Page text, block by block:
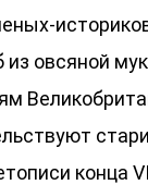
из овсяной
конца